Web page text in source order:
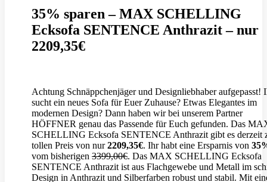
35% sparen – MAX SCHELLING
Ecksofa SENTENCE Anthrazit – nur
2209,35€
Achtung Schnäppchenjäger und Designliebhaber aufgepasst!
sucht ein neues Sofa für Euer Zuhause? Etwas Elegantes im
modernen Design? Dann haben wir bei unserem Partner
HÖFFNER genau das Passende für Euch gefunden. Das
SCHELLING Ecksofa SENTENCE Anthrazit gibt es derzeit
tollen Preis von nur2209,35€. Ihr habt eine Ersparnis von
vom bisherigen 3399,00€. Das MAX SCHELLING Ecksofa
SENTENCE Anthrazit ist aus Flachgewebe und Metall im
Design in Anthrazit und Silberfarben robust und stabil. Mit